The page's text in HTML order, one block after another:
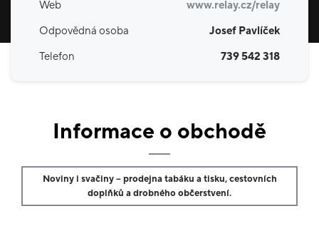
Web
www.relay.cz/relay
Odpovědná osoba
Josef Pavlíček
Telefon
739 542 318
Informace o obchodě
Noviny i svačiny – prodejna tabáku a tisku, cestovních
doplňků a drobného občerstvení.